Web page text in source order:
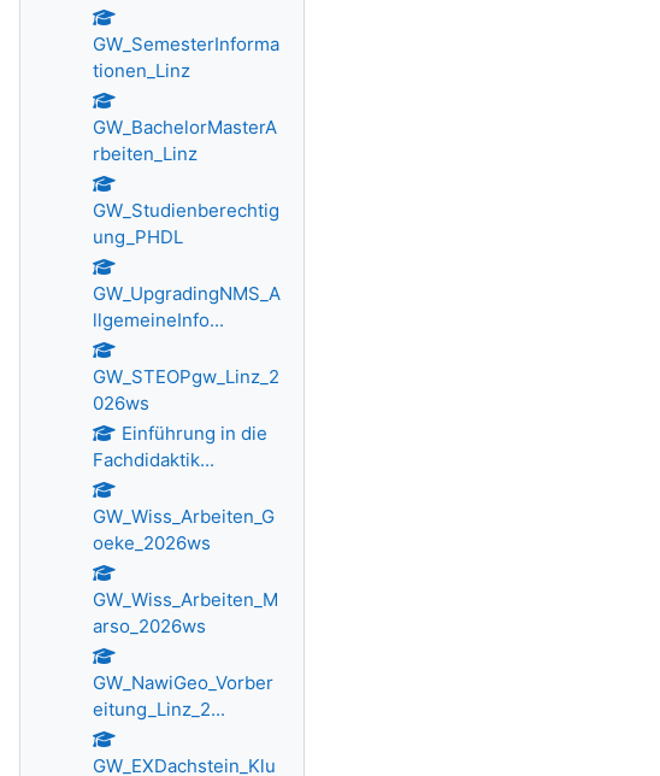
GW_SemesterInforma
tionen_Linz
GW_BachelorMasterA
rbeiten_Linz
GW_Studienberechtig
ung_PHDL
GW_UpgradingNMS_A
llgemeineInfo...
GW_STEOPgw_Linz_2
026ws
Einführung in die
Fachdidaktik...
GW_Wiss_Arbeiten_G
oeke_2026ws
GW_Wiss_Arbeiten_M
arso_2026ws
GW_NawiGeo_Vorber
eitung_Linz_2...
GW_EXDachstein_Klu